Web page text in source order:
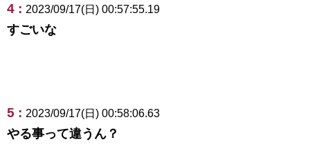
4 : 2023/09/17(日) 00:57:55.19
すごいな
5 : 2023/09/17(日) 00:58:06.63
やる事って違うん？